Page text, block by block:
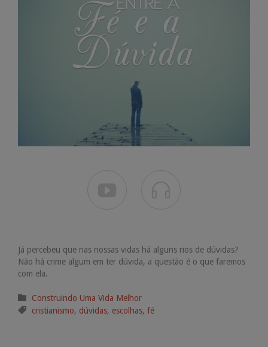
Já percebeu que nas nossas vidas há alguns rios de dúvidas?
Não há crime algum em ter dúvida, a questão é o que faremos
com ela.
 Categoria
Construindo Uma Vida Melhor
 Tags
cristianismo, dúvidas, escolhas, fé